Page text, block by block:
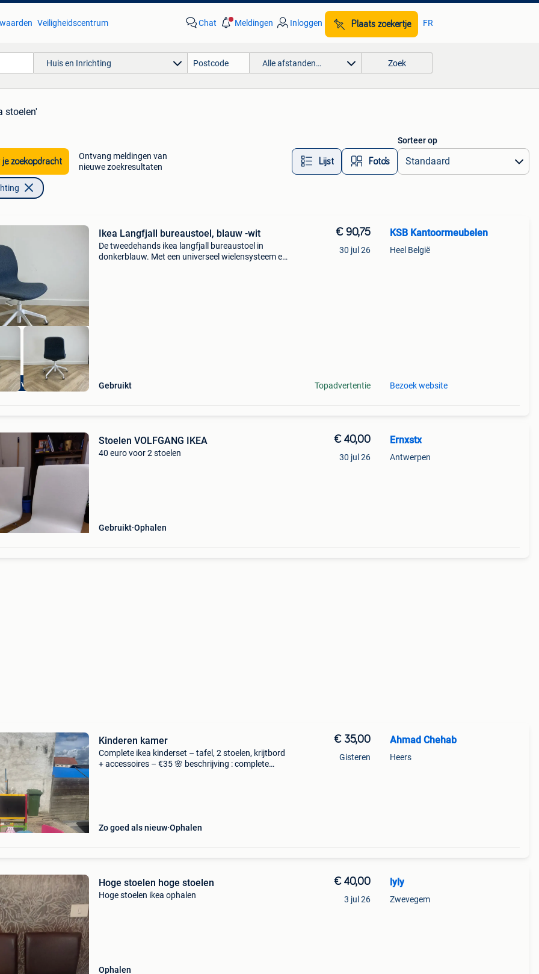
Veiligheidscentrum Chat Meldingen Inloggen Plaats zoekertje FR
Huis en Inrichting Alle afstanden… Zoek
stoelen'
je zoekopdracht
Ontvang meldingen van
nieuwe zoekresultaten
Lijst Foto’s
Sorteer op
op voorraad
Ikea Langfjall bureaustoel, blauw -wit
De tweedehands ikea langfjall bureaustoel in
donkerblauw. Met een universeel wielensysteem en
Gebruikt
€ 90,75
30 jul 26
Topadvertentie
KSB Kantoormeubelen
Heel België
Bezoek website
Stoelen VOLFGANG IKEA
40 euro voor 2 stoelen
Gebruikt Ophalen
€ 40,00
30 jul 26
Ernxstx
Antwerpen
Kinderen kamer
Complete ikea kinderset – tafel, 2 stoelen, krijtbord
+ accessoires – €35 🌸 beschrijving : complete
Zo goed als nieuw Ophalen
€ 35,00
Gisteren
Ahmad Chehab
Heers
Hoge stoelen hoge stoelen
Hoge stoelen ikea ophalen
Ophalen
€ 40,00
3 jul 26
lyly
Zwevegem